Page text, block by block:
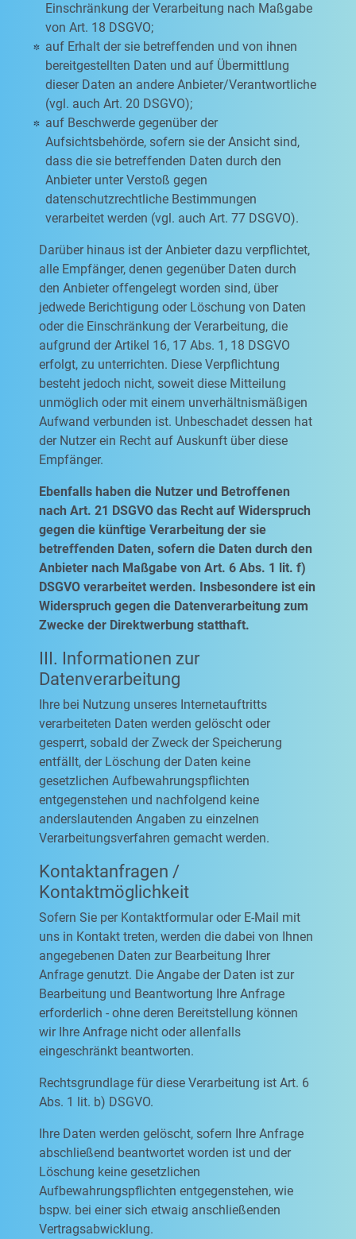
Einschränkung der Verarbeitung nach Maßgabe
von Art. 18 DSGVO;
auf Erhalt der sie betreffenden und von ihnen
bereitgestellten Daten und auf Übermittlung
dieser Daten an andere Anbieter/Verantwortliche
(vgl. auch Art. 20 DSGVO);
auf Beschwerde gegenüber der
Aufsichtsbehörde, sofern sie der Ansicht sind,
dass die sie betreffenden Daten durch den
Anbieter unter Verstoß gegen
datenschutzrechtliche Bestimmungen
verarbeitet werden (vgl. auch Art. 77 DSGVO).
Darüber hinaus ist der Anbieter dazu verpflichtet,
alle Empfänger, denen gegenüber Daten durch
den Anbieter offengelegt worden sind, über
jedwede Berichtigung oder Löschung von Daten
oder die Einschränkung der Verarbeitung, die
aufgrund der Artikel 16, 17 Abs. 1, 18 DSGVO
erfolgt, zu unterrichten. Diese Verpflichtung
besteht jedoch nicht, soweit diese Mitteilung
unmöglich oder mit einem unverhältnismäßigen
Aufwand verbunden ist. Unbeschadet dessen hat
der Nutzer ein Recht auf Auskunft über diese
Empfänger.
Ebenfalls haben die Nutzer und Betroffenen
nach Art. 21 DSGVO das Recht auf Widerspruch
gegen die künftige Verarbeitung der sie
betreffenden Daten, sofern die Daten durch den
Anbieter nach Maßgabe von Art. 6 Abs. 1 lit. f)
DSGVO verarbeitet werden. Insbesondere ist ein
Widerspruch gegen die Datenverarbeitung zum
Zwecke der Direktwerbung statthaft.
III. Informationen zur
Datenverarbeitung
Ihre bei Nutzung unseres Internetauftritts
verarbeiteten Daten werden gelöscht oder
gesperrt, sobald der Zweck der Speicherung
entfällt, der Löschung der Daten keine
gesetzlichen Aufbewahrungspflichten
entgegenstehen und nachfolgend keine
anderslautenden Angaben zu einzelnen
Verarbeitungsverfahren gemacht werden.
Kontaktanfragen /
Kontaktmöglichkeit
Sofern Sie per Kontaktformular oder E-Mail mit
uns in Kontakt treten, werden die dabei von Ihnen
angegebenen Daten zur Bearbeitung Ihrer
Anfrage genutzt. Die Angabe der Daten ist zur
Bearbeitung und Beantwortung Ihre Anfrage
erforderlich - ohne deren Bereitstellung können
wir Ihre Anfrage nicht oder allenfalls
eingeschränkt beantworten.
Rechtsgrundlage für diese Verarbeitung ist Art. 6
Abs. 1 lit. b) DSGVO.
Ihre Daten werden gelöscht, sofern Ihre Anfrage
abschließend beantwortet worden ist und der
Löschung keine gesetzlichen
Aufbewahrungspflichten entgegenstehen, wie
bspw. bei einer sich etwaig anschließenden
Vertragsabwicklung.